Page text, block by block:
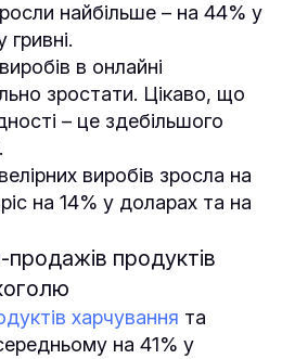
найбільше – на 44% у
в онлайні
зростати. Цікаво, що
– це здебільшого
виробів зросла на
на 14% у доларах та на
продуктів
харчування та
на 41% у